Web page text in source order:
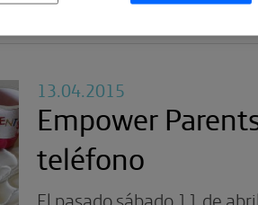
13.04.2015
Empower
teléfono
El pasado sábado 11 de